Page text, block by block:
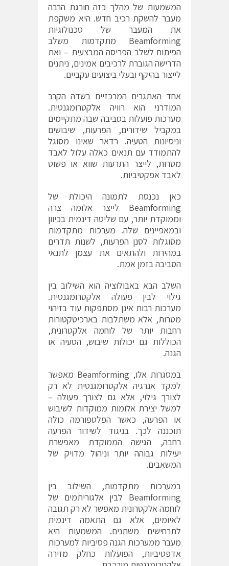
המשמעות של מהלך כזה חורגת הרבה
מעבר להשקת רכיב חדש. היא משקפת
את המעבר של טכנולוגיות
Beamforming מתקדמות משלב
הפיתוח לשלב הפריסה המבצעית – ואת
הדרישה הגוברת לרכיבים אמינים, ניתנים
לייצור בהיקף ובעלי ביצועים עקביים.
אחד האתגרים המרכזיים בשדה הקרב
המודרני הוא רוויה אלקטרומגנטית.
מערכות פועלות בסביבה שבה מתקיימים
במקביל שידורים, הפרעות, שיבושים
וניסיונות הטעיה. רדאר שאינו מסוגל
להתמודד עם תנאים כאלה עלול לאבד
מטרות, לייצר התרעות שווא או פשוט
לאבד אפקטיביות.
כאן נכנסת לתמונה היכולת של
Beamforming לייצר אלומה צרה
וממוקדת יותר, עם שליטה דינמית בכיוון
ובמאפיינים שלה. מערכות מתקדמות
מסוגלות לסנן הפרעות, לשנות תדרים
במהירות ולהתאים את עצמן לתנאי
הסביבה בזמן אמת.
השלב הבא באבולוציה הוא השילוב בין
גילוי לבין פעולה אלקטרומגנטית.
מערכות רבות אינן מסתפקות עוד בזיהוי
מטרות, אלא משתלבות בארכיטקטורות
רחבות יותר של לוחמה אלקטרונית,
הכוללות גם יכולות שיבוש, הטעיה או
הגנה.
במסגרות אלו, Beamforming מאפשר
למקד אנרגיה אלקטרומגנטית לא רק
לצורך גילוי, אלא גם לצורך פעולה –
למשל יצירת אלומות ממוקדות לשיבוש
או הפרעה, כאשר הפלטפורמה כולה
תוכננה לכך. בניגוד לשידור הפרעה
רחבה, הגישה הממוקדת מאפשרת
יעילות גבוהה יותר וניהול מדויק של
המשאבים.
במערכות מתקדמות, השילוב בין
Beamforming לבין אלגוריתמים של
לוחמה אלקטרונית מאפשר לא רק תגובה
לאיומים, אלא גם התאמה דינמית
לתרחישים משתנים. המשמעות היא
מעבר ממערכות הגנה פסיביות למערכות
אדפטיביות, הפועלות כחלק מזירה